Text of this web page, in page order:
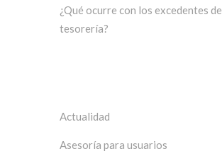
¿Qué ocurre con los excedentes de
tesorería?
Actualidad
Asesoría para usuarios